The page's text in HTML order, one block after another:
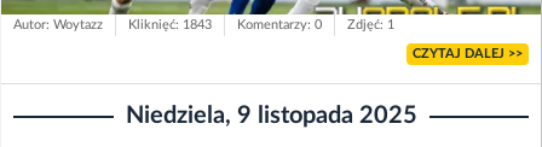
Autor: Woytazz Kliknięć: 1843 Komentarzy: 0 Zdjęć: 1
CZYTAJ DALEJ >>
Niedziela, 9 listopada 2025